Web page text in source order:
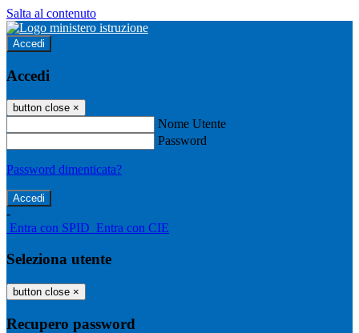
Salta al contenuto
Accedi
Accedi
button close ×
Nome Utente
Password
Password dimenticata?
-
Entra con SPID Entra con CIE
Seleziona utente
button close ×
Recupero password